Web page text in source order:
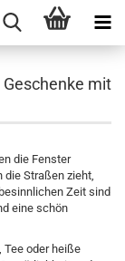
mit
die Fenster
die Straßen zieht,
Zeit sind
eine schön
Tee oder heiße